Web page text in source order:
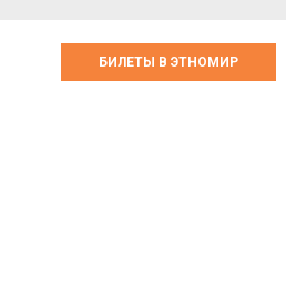
БИЛЕТЫ В ЭТНОМИР